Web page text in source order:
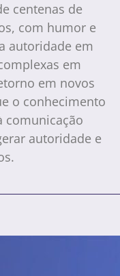
centenas de
com humor e
autoridade em
em
em novos
o conhecimento
comunicação
autoridade e